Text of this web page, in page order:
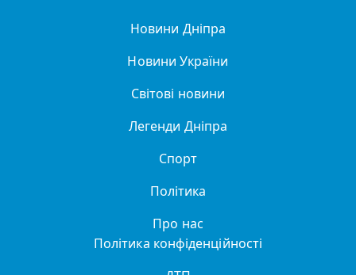
Новини Дніпра
Новини України
Світові новини
Легенди Дніпра
Спорт
Політика
Про нас
Політика конфіденційності